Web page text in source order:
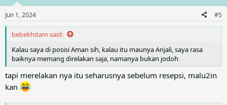
s
:
Jun 1, 2024 #5
bebekhitam said:
Kalau saya di posisi Aman sih, kalau itu maunya Anjali, saya rasa
baiknya memang direlakan saja, namanya bukan jodoh
tapi merelakan nya itu seharusnya sebelum resepsi, malu2in
kan